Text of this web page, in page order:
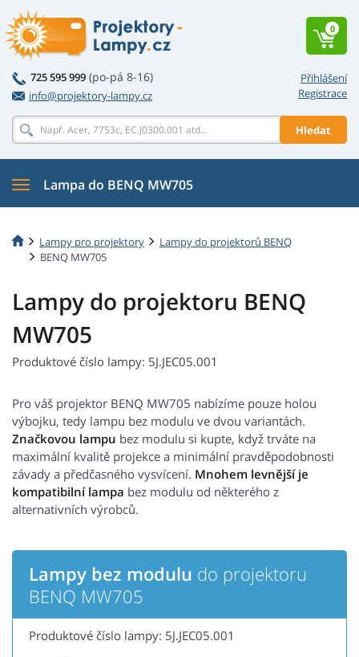
Přihlášení
Registrace
725 595 999 (po-pá 8-16)
info@projektory-lampy.cz
Hledat
0
Lampa do BENQ MW705
Lampy pro projektory
Lampy do projektorů BENQ
BENQ MW705
Lampy do projektoru BENQ
MW705
Produktové číslo lampy: 5J.JEC05.001
Pro váš projektor BENQ MW705 nabízíme pouze holou
výbojku, tedy lampu bez modulu ve dvou variantách.
Značkovou lampu bez modulu si kupte, když trváte na
maximální kvalitě projekce a minimální pravděpodobnosti
závady a předčasného vysvícení. Mnohem levnější je
kompatibilní lampa bez modulu od některého z
alternativních výrobců.
Lampy bez modulu do projektoru
BENQ MW705
Produktové číslo lampy: 5J.JEC05.001